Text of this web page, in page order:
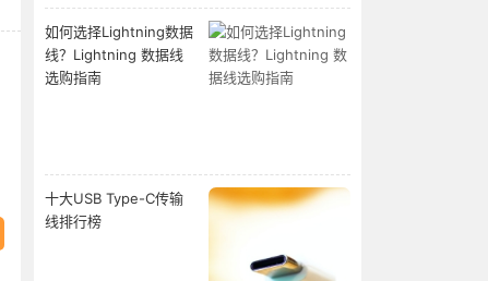
如何选择Lightning数据
线？Lightning 数据线
选购指南
十大USB Type-C传输
线排行榜